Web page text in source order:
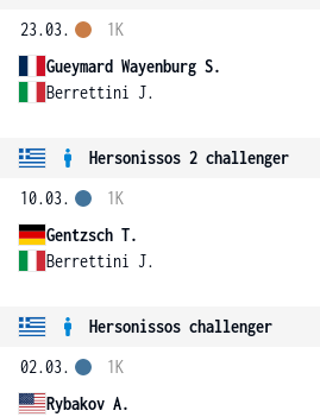
23.03.
Gueymard Wayenburg S.
Berrettini J.
1K
Hersonissos 2 challenger
10.03.
Gentzsch T.
Berrettini J.
1K
Hersonissos challenger
02.03.
Rybakov A.
1K